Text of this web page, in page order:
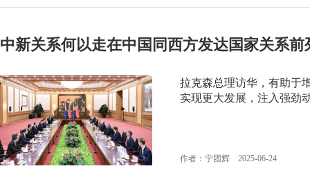
中新关系何以走在中国同西方发达国家关系前
拉克森总理访华，有助于
实现更大发展，注入强劲
作者：宁团辉 2025-06-24